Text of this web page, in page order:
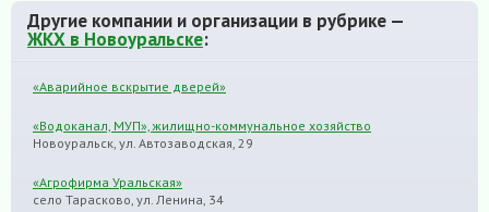
Другие компании и организации в рубрике —
ЖКХ в Новоуральске:
«Аварийное вскрытие дверей»
«Водоканал, МУП», жилищно-коммунальное хозяйство
Новоуральск, ул. Автозаводская, 29
«Агрофирма Уральская»
село Тарасково, ул. Ленина, 34